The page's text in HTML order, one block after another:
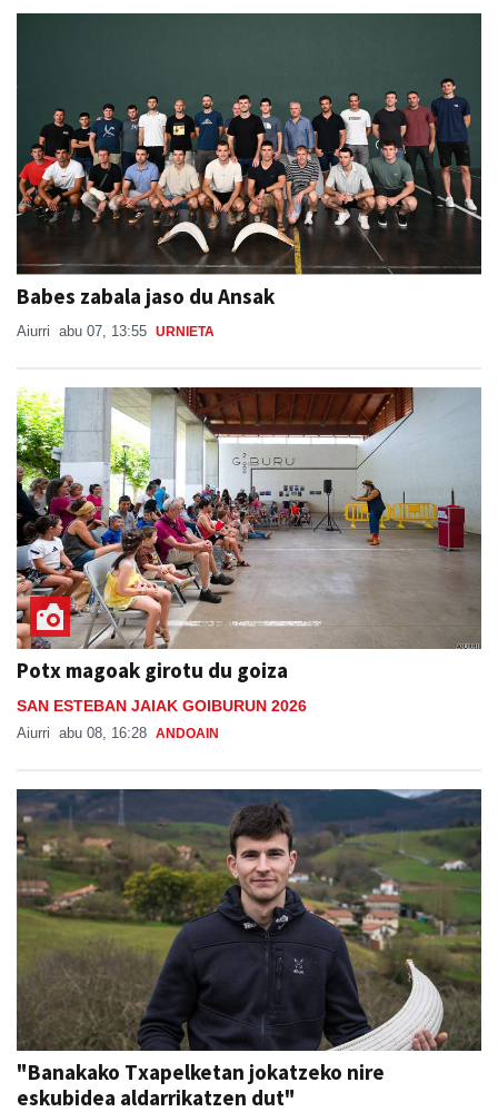
Babes zabala jaso du Ansak
Aiurri abu 07, 13:55 URNIETA
Potx magoak girotu du goiza
SAN ESTEBAN JAIAK GOIBURUN 2026
Aiurri abu 08, 16:28 ANDOAIN
"Banakako Txapelketan jokatzeko nire
eskubidea aldarrikatzen dut"